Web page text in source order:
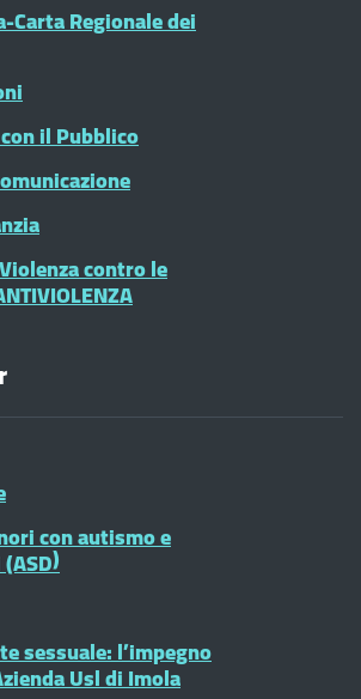
Carta Regionale dei
il Pubblico
contro le
con autismo e
sessuale: l’impegno
Usl di Imola